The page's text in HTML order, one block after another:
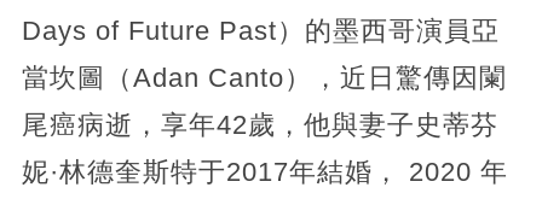
Days of Future Past）的墨西哥演員亞
當坎圖（Adan Canto），近日驚傳因闌
尾癌病逝，享年42歲，他與妻子史蒂芬
妮·林德奎斯特于2017年結婚， 2020 年